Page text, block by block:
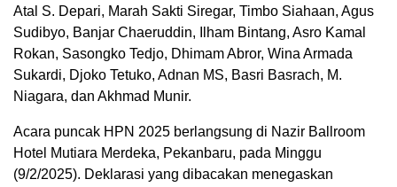
Atal S. Depari, Marah Sakti Siregar, Timbo Siahaan, Agus
Sudibyo, Banjar Chaeruddin, Ilham Bintang, Asro Kamal
Rokan, Sasongko Tedjo, Dhimam Abror, Wina Armada
Sukardi, Djoko Tetuko, Adnan MS, Basri Basrach, M.
Niagara, dan Akhmad Munir.
Acara puncak HPN 2025 berlangsung di Nazir Ballroom
Hotel Mutiara Merdeka, Pekanbaru, pada Minggu
(9/2/2025). Deklarasi yang dibacakan menegaskan